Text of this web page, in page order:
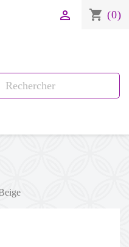
shopping_cart (0)
